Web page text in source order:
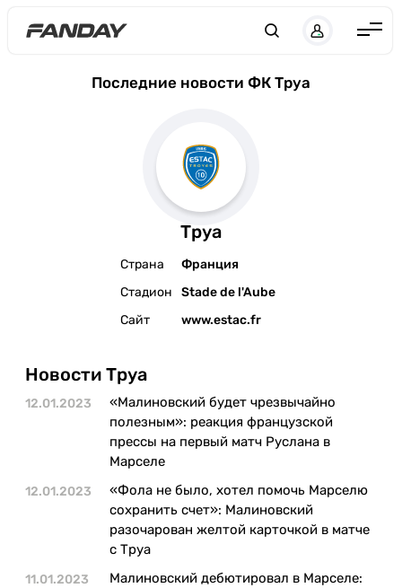
Букмекеры
Казино
Последние новости ФК Труа
Труа
Страна
Франция
Стадион
Stade de l'Aube
Сайт
www.estac.fr
Новости Труа
12.01.2023
«Малиновский будет чрезвычайно
полезным»: реакция французской
прессы на первый матч Руслана в
Марселе
12.01.2023
«Фола не было, хотел помочь Марселю
сохранить счет»: Малиновский
разочарован желтой карточкой в матче
с Труа
11.01.2023
Малиновский дебютировал в Марселе: